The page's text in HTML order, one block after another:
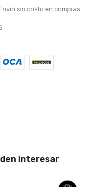
sin costo en compras
interesar